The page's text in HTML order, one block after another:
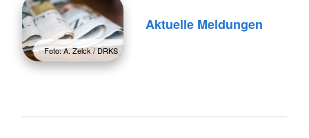
Foto: A. Zelck / DRKS
Aktuelle Meldungen